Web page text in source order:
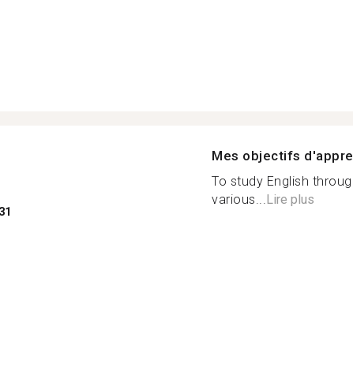
31
Mes objectifs
To study English
various...Lire plus